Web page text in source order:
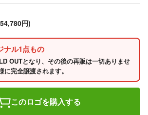
円)
ナル1点もの
OUTとなり、その後の再販は一切ありませ
完全譲渡されます。
このロゴを購入する